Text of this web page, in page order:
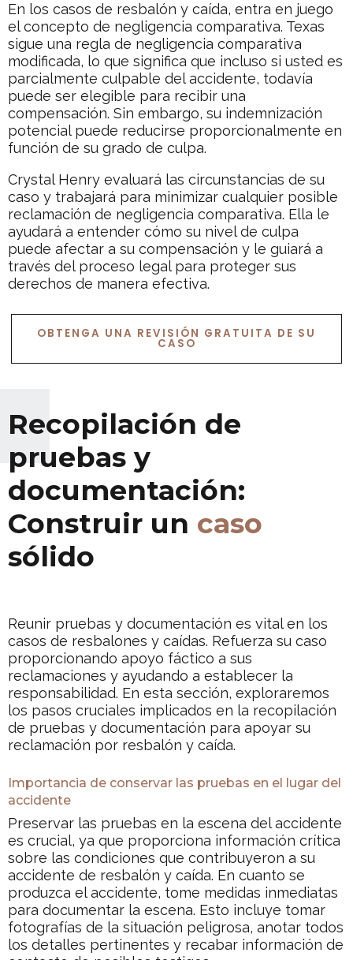
En los casos de resbalón y caída, entra en juego
el concepto de negligencia comparativa. Texas
sigue una regla de negligencia comparativa
modificada, lo que significa que incluso si usted es
parcialmente culpable del accidente, todavía
puede ser elegible para recibir una
compensación. Sin embargo, su indemnización
potencial puede reducirse proporcionalmente en
función de su grado de culpa.
Crystal Henry evaluará las circunstancias de su
caso y trabajará para minimizar cualquier posible
reclamación de negligencia comparativa. Ella le
ayudará a entender cómo su nivel de culpa
puede afectar a su compensación y le guiará a
través del proceso legal para proteger sus
derechos de manera efectiva.
OBTENGA UNA REVISIÓN GRATUITA DE SU
CASO
Recopilación de
pruebas y
documentación:
Construir un caso
sólido
Reunir pruebas y documentación es vital en los
casos de resbalones y caídas. Refuerza su caso
proporcionando apoyo fáctico a sus
reclamaciones y ayudando a establecer la
responsabilidad. En esta sección, exploraremos
los pasos cruciales implicados en la recopilación
de pruebas y documentación para apoyar su
reclamación por resbalón y caída.
Importancia de conservar las pruebas en el lugar del
accidente
Preservar las pruebas en la escena del accidente
es crucial, ya que proporciona información crítica
sobre las condiciones que contribuyeron a su
accidente de resbalón y caída. En cuanto se
produzca el accidente, tome medidas inmediatas
para documentar la escena. Esto incluye tomar
fotografías de la situación peligrosa, anotar todos
los detalles pertinentes y recabar información de